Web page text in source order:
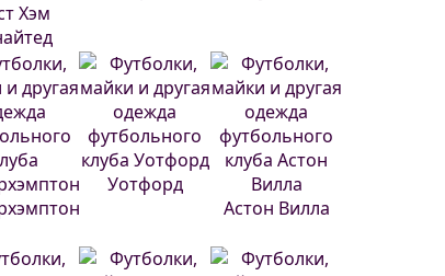
Хэм
Уотфорд
Астон Вилла